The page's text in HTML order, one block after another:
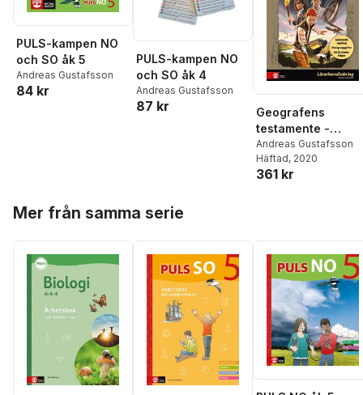
PULS-kampen NO
och SO åk 5
Andreas Gustafsson
84 kr
PULS-kampen NO
och SO åk 4
Andreas Gustafsson
87 kr
Geografens
testamente -
Sverige
Lärarhandledning
Spännande
Andreas Gustafsson
Häftad, 2020
361 kr
Mer från samma serie